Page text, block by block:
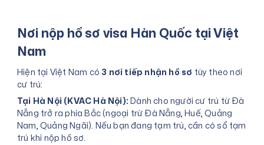
Nơi nộp hồ sơ visa Hàn Quốc tại Việt
Nam
Hiện tại Việt Nam có 3 nơi tiếp nhận hồ sơ tùy theo nơi
cư trú:
Tại Hà Nội (KVAC Hà Nội):Dành cho người cư trú từ Đà
Nẵng trở ra phía Bắc (ngoại trừ Đà Nẵng, Huế, Quảng
Nam, Quảng Ngãi). Nếu bạn đang tạm trú, cần có sổ tạm
trú khi nộp hồ sơ.